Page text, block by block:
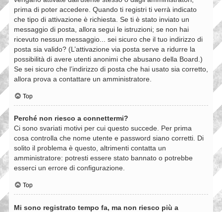
prima di poter accedere. Quando ti registri ti verrà indicato
che tipo di attivazione è richiesta. Se ti è stato inviato un
messaggio di posta, allora segui le istruzioni; se non hai
ricevuto nessun messaggio... sei sicuro che il tuo indirizzo di
posta sia valido? (L’attivazione via posta serve a ridurre la
possibilità di avere utenti anonimi che abusano della Board.)
Se sei sicuro che l’indirizzo di posta che hai usato sia corretto,
allora prova a contattare un amministratore.
Top
Perché non riesco a connettermi?
Ci sono svariati motivi per cui questo succede. Per prima
cosa controlla che nome utente e password siano corretti. Di
solito il problema è questo, altrimenti contatta un
amministratore: potresti essere stato bannato o potrebbe
esserci un errore di configurazione.
Top
Mi sono registrato tempo fa, ma non riesco più a